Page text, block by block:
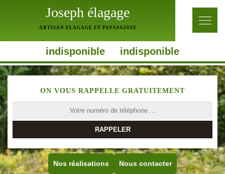
Joseph élagage
ARTISAN ELAGAGE ET PAYSAGISTE
indisponible indisponible
ON VOUS RAPPELLE GRATUITEMENT
Nos réalisations Nous contacter